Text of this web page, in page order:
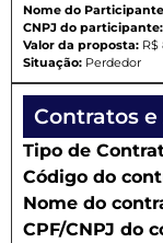
Nome do
CNPJ do participante:
Valor da proposta: R$
Situação: Perdedor
Contratos
Tipo de
Código do
Nome do
CPF/CNPJ do